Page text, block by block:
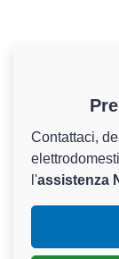
Contattaci,
l'assistenza